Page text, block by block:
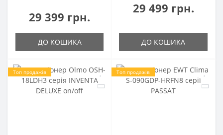
29 399 грн.
ДО КОШИКА
29 499 грн.
ДО КОШИКА
Топ продажів Топ продажів